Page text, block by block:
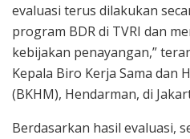
evaluasi terus dilakukan
program BDR di TVRI dan
kebijakan penayangan,”
Kepala Biro Kerja Sama dan
(BKHM), Hendarman, di
Berdasarkan hasil evaluasi,